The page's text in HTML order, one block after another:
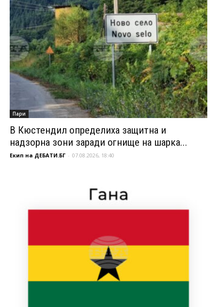
Пари
В Кюстендил определиха защитна и
надзорна зони заради огнище на шарка...
Екип на ДЕБАТИ.БГ - 07.08.2026, 18:40